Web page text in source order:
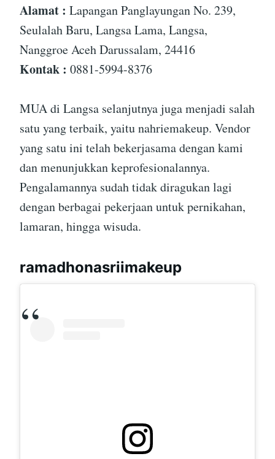
Alamat : Lapangan Panglayungan No. 239,
Seulalah Baru, Langsa Lama, Langsa,
Nanggroe Aceh Darussalam, 24416
Kontak : 0881-5994-8376
MUA di Langsa selanjutnya juga menjadi salah
satu yang terbaik, yaitu nahriemakeup. Vendor
yang satu ini telah bekerjasama dengan kami
dan menunjukkan keprofesionalannya.
Pengalamannya sudah tidak diragukan lagi
dengan berbagai pekerjaan untuk pernikahan,
lamaran, hingga wisuda.
ramadhonasriimakeup